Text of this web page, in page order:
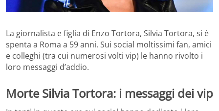
La giornalista e figlia di Enzo Tortora, Silvia Tortora, si è
spenta a Roma a 59 anni. Sui social moltissimi fan, amici
e colleghi (tra cui numerosi volti vip) le hanno rivolto i
loro messaggi d’addio.
Morte Silvia Tortora: i messaggi dei vip